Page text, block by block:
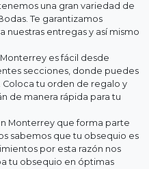
una gran variedad de
Te garantizamos
nuestras entregas y así mismo
es fácil desde
secciones, donde puedes
tu orden de regalo y
de manera rápida para tu
Monterrey que forma parte
sabemos que tu obsequio es
por esta razón nos
tu obsequio en óptimas